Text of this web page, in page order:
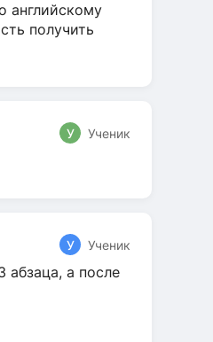
английскому
получить
У Ученик
У Ученик
абзаца, а после